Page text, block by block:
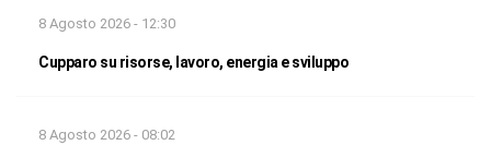
8 Agosto 2026 - 12:30
Cupparo su risorse, lavoro, energia e sviluppo
8 Agosto 2026 - 08:02